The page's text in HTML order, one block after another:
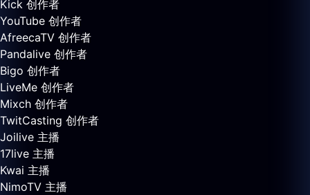
Kick 创作者
YouTube 创作者
AfreecaTV 创作者
Pandalive 创作者
Bigo 创作者
LiveMe 创作者
Mixch 创作者
TwitCasting 创作者
Joilive 主播
17live 主播
Kwai 主播
NimoTV 主播